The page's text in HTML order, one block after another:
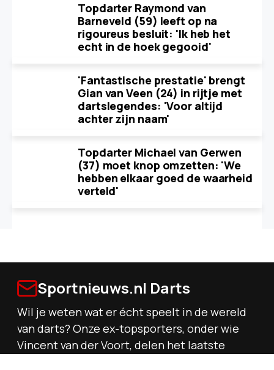
Topdarter Raymond van
Barneveld (59) leeft op na
rigoureus besluit: 'Ik heb het
echt in de hoek gegooid'
'Fantastische prestatie' brengt
Gian van Veen (24) in rijtje met
dartslegendes: 'Voor altijd
achter zijn naam'
Topdarter Michael van Gerwen
(37) moet knop omzetten: 'We
hebben elkaar goed de waarheid
verteld'